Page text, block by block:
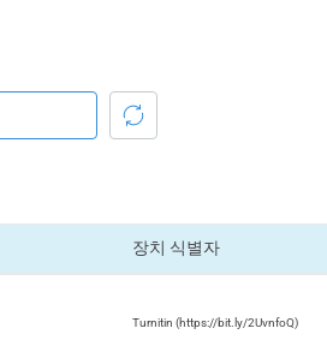
장치 식별자
Turnitin (https://bit.ly/2UvnfoQ)